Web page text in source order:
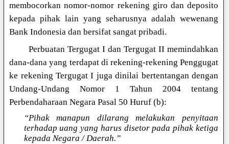
membocorkan nomor-nomor rekening giro dan deposito
kepada pihak lain yang seharusnya adalah wewenang
Bank Indonesia dan bersifat sangat pribadi.
Perbuatan Tergugat I dan Tergugat II memindahkan
dana-dana yang terdapat di rekening-rekening Penggugat
ke rekening Tergugat I juga dinilai bertentangan dengan
Undang-Undang Nomor 1 Tahun 2004 tentang
Perbendaharaan Negara Pasal 50 Huruf (b):
“Pihak manapun dilarang melakukan penyitaan
terhadap uang yang harus disetor pada pihak ketiga
kepada Negara / Daerah.”